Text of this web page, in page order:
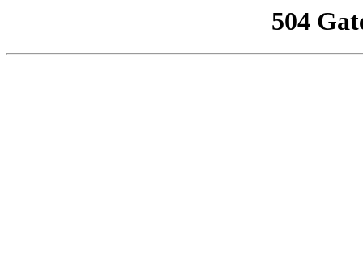
504